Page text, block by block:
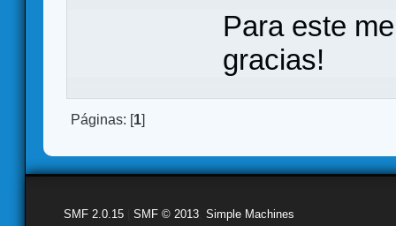
Para este
gracias!
Páginas: [1]
SMF 2.0.15 SMF © 2013 Simple Machines